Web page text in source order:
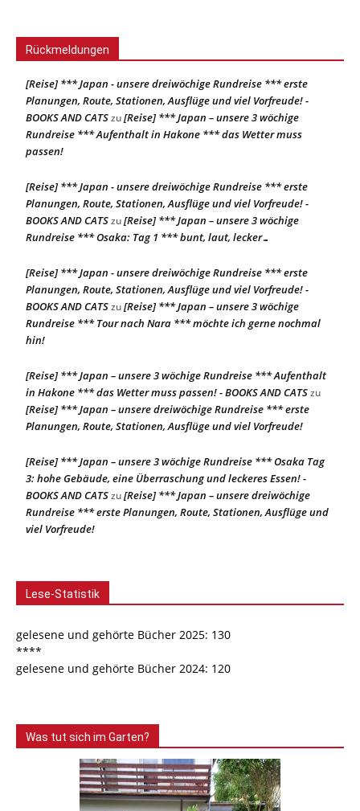
Rückmeldungen
[Reise] *** Japan - unsere dreiwöchige Rundreise *** erste
Planungen, Route, Stationen, Ausflüge und viel Vorfreude! -
BOOKS AND CATSzu[Reise] *** Japan – unsere 3 wöchige
Rundreise *** Aufenthalt in Hakone *** das Wetter muss
passen!
[Reise] *** Japan - unsere dreiwöchige Rundreise *** erste
Planungen, Route, Stationen, Ausflüge und viel Vorfreude! -
BOOKS AND CATSzu[Reise] *** Japan – unsere 3 wöchige
Rundreise *** Osaka: Tag 1 *** bunt, laut, lecker…
[Reise] *** Japan - unsere dreiwöchige Rundreise *** erste
Planungen, Route, Stationen, Ausflüge und viel Vorfreude! -
BOOKS AND CATSzu[Reise] *** Japan – unsere 3 wöchige
Rundreise *** Tour nach Nara *** möchte ich gerne nochmal
hin!
[Reise] *** Japan – unsere 3 wöchige Rundreise *** Aufenthalt
in Hakone *** das Wetter muss passen! - BOOKS AND CATSzu
[Reise] *** Japan – unsere dreiwöchige Rundreise *** erste
Planungen, Route, Stationen, Ausflüge und viel Vorfreude!
[Reise] *** Japan – unsere 3 wöchige Rundreise *** Osaka Tag
3: hohe Gebäude, eine Überraschung und leckeres Essen! -
BOOKS AND CATSzu[Reise] *** Japan – unsere dreiwöchige
Rundreise *** erste Planungen, Route, Stationen, Ausflüge und
viel Vorfreude!
Lese-Statistik
gelesene und gehörte Bücher 2025: 130
****
gelesene und gehörte Bücher 2024: 120
Was tut sich im Garten?